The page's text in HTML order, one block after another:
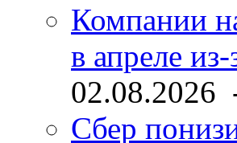
Компании
в апреле
02.08.2026
Сбер